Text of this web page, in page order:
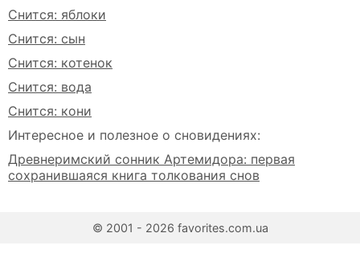
Снится: яблоки
Снится: сын
Снится: котенок
Снится: вода
Снится: кони
Интересное и полезное о сновидениях:
Древнеримский сонник Артемидора: первая
сохранившаяся книга толкования снов
© 2001 - 2026 favorites.com.ua